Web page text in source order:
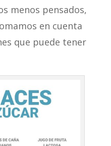
menos pensados,
en cuenta
que puede tener